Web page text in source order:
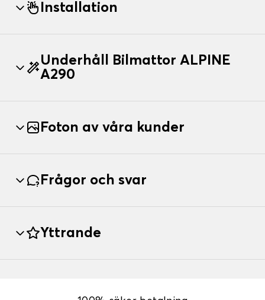
Installation
Underhåll Bilmattor ALPINE
A290
Foton av våra kunder
Frågor och svar
Yttrande